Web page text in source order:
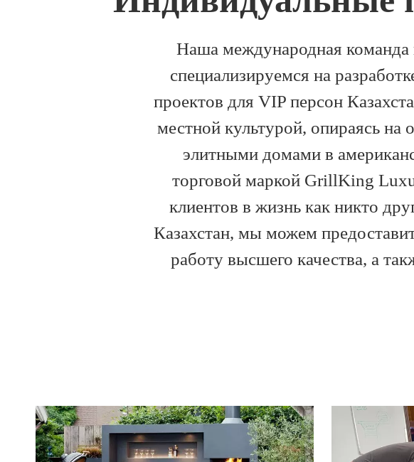
Наша международная команда
специализируемся на
проектов для VIP персон
местной культурой, опираясь на
элитными домами в
торговой маркой GrillKing
клиентов в жизнь как никто
Казахстан, мы можем
работу высшего качества, а